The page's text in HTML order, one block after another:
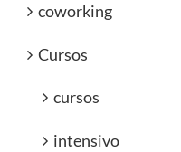
coworking
Cursos
cursos
intensivo